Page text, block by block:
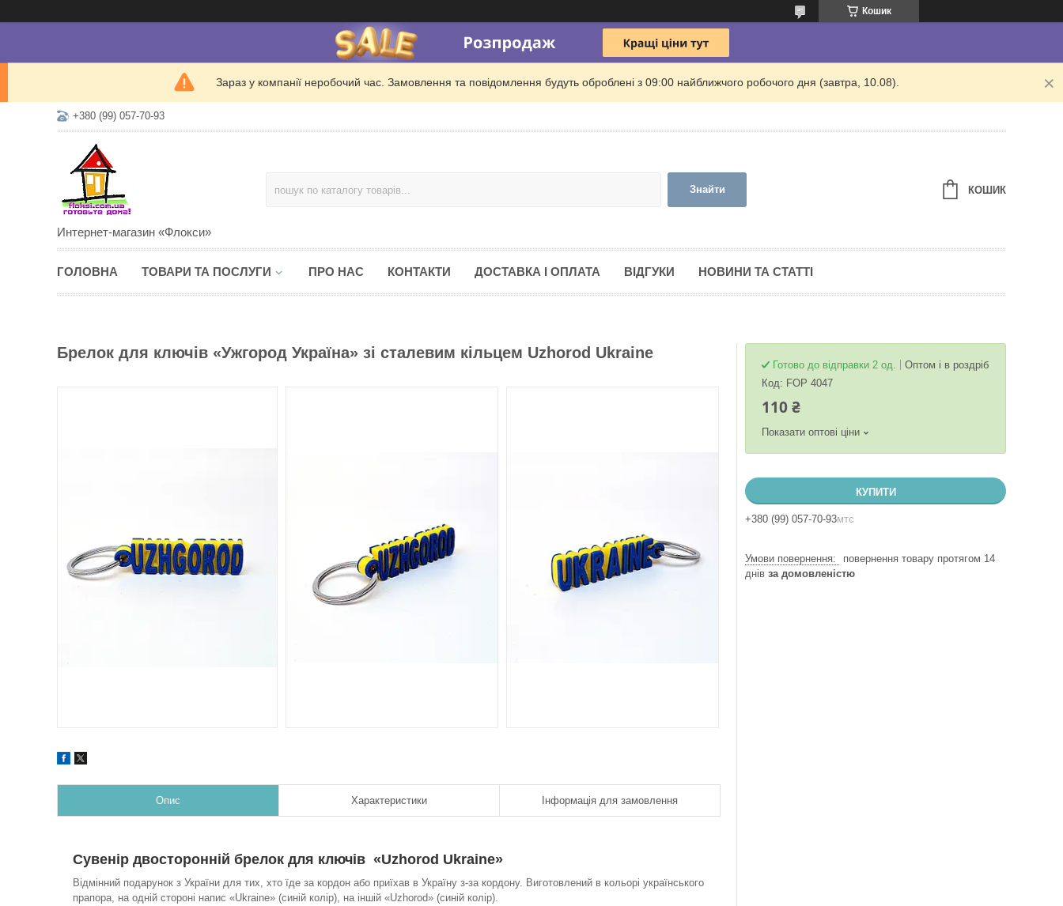
Кошик
Зараз у компанії неробочий час. Замовлення та повідомлення будуть оброблені з 09:00 найближчого робочого дня (завтра, 10.08).
+380 (99) 057-70-93
Интернет-магазин «Флокси»
Знайти КОШИК
ГОЛОВНА ТОВАРИ ТА ПОСЛУГИ ПРО НАС КОНТАКТИ ДОСТАВКА І ОПЛАТА ВІДГУКИ НОВИНИ ТА СТАТТІ
Брелок для ключів «Ужгород Україна» зі сталевим кільцем Uzhorod Ukraine
Опис Характеристики Інформація для замовлення
Сувенір двосторонній брелок для ключів «Uzhorod Ukraine»
Відмінний подарунок з України для тих, хто їде за кордон або приїхав в Україну з-за кордону. Виготовлений в кольорі українського
прапора, на одній стороні напис «Ukraine» (синій колір), на іншій «Uzhorod» (синій колір).
Готово до відправки 2 од.
Оптом і в роздріб
Код: FOP 4047
110 ₴
Показати оптові ціни
КУПИТИ
+380 (99) 057-70-93мтс
повернення товару протягом 14
днів за домовленістю